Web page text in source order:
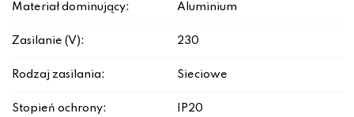
Materiał dominujący: Aluminium
Zasilanie (V): 230
Rodzaj zasilania: Sieciowe
Stopień ochrony: IP20